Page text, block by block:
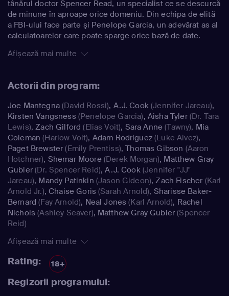
tânărul doctor Spencer Read, un specialist ce se descurcă
de minune în aproape orice domeniu. Din echipa de elită
a FBI-ului face parte şi Penelope Garcia, un adevărat as al
calculatoarelor care poate sparge orice bază de date.
Afișează mai multe
Actorii din program:
Joe Mantegna(David Rossi), A.J. Cook(Jennifer Jareau),
Kirsten Vangsness (Penelope Garcia), Aisha Tyler(Dr. Tara
Lewis),Zach Gilford (Elias Voit), Sara Anne (Tawny), Mia
Coleman (Harlow Voit), Adam Rodriguez(Luke Alvez),
Paget Brewster (Emily Prentiss),Thomas Gibson (Aaron
Hotchner), Shemar Moore (Derek Morgan), Matthew Gray
Gubler(Dr. Spencer Reid),A.J. Cook(Jennifer "JJ"
Jareau), Mandy Patinkin (Jason Gideon),Zach Fischer (Karl
Arnold Jr.),Chaise Goris (Sarah Arnold), Sharisse Baker-
Bernard (Fay Arnold), Neal Jones (Karl Arnold), Rachel
Nichols (Ashley Seaver), Matthew Gray Gubler (Spencer
Reid)
Afișează mai multe
Rating: 18+
Regizorii programului: